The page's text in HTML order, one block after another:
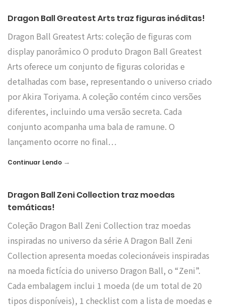
Dragon Ball Greatest Arts traz figuras inéditas!
Dragon Ball Greatest Arts: coleção de figuras com
display panorâmico O produto Dragon Ball Greatest
Arts oferece um conjunto de figuras coloridas e
detalhadas com base, representando o universo criado
por Akira Toriyama. A coleção contém cinco versões
diferentes, incluindo uma versão secreta. Cada
conjunto acompanha uma bala de ramune. O
lançamento ocorre no final…
Continuar Lendo →
Dragon Ball Zeni Collection traz moedas
temáticas!
Coleção Dragon Ball Zeni Collection traz moedas
inspiradas no universo da série A Dragon Ball Zeni
Collection apresenta moedas colecionáveis inspiradas
na moeda fictícia do universo Dragon Ball, o “Zeni”.
Cada embalagem inclui 1 moeda (de um total de 20
tipos disponíveis), 1 checklist com a lista de moedas e